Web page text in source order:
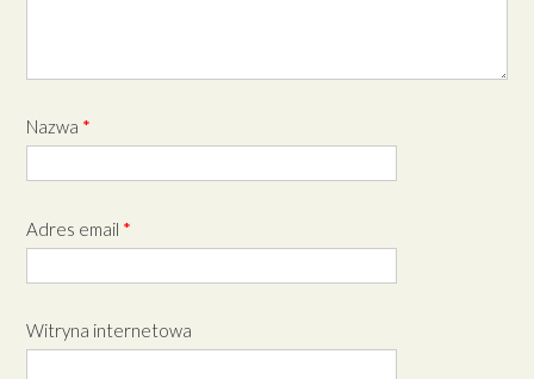
Nazwa *
Adres email *
Witryna internetowa